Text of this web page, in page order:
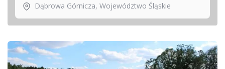
Dąbrowa Górnicza, Województwo Śląskie